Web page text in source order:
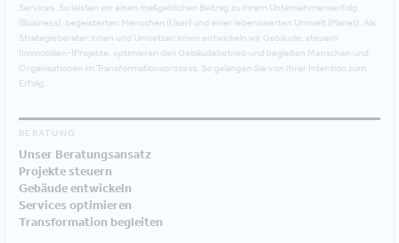
Services. So leisten wir einen maßgeblichen Beitrag zu Ihrem Unternehmenserfolg
(Business), begeisterten Menschen (User) und einer lebenswerten Umwelt (Planet). Als
Strategieberater:innen und Umsetzer:innen entwickeln wir Gebäude, steuern
(Immobilien-)Projekte, optimieren den Gebäudebetrieb und begleiten Menschen und
Organisationen im Transformationsprozess. So gelangen Sie von Ihrer Intention zum
Erfolg.
BERATUNG
Unser Beratungsansatz
Projekte steuern
Gebäude entwickeln
Services optimieren
Transformation begleiten